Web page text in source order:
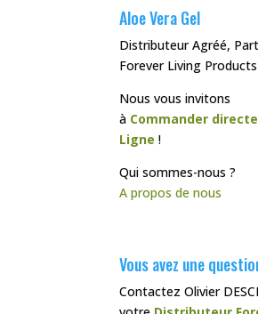
Aloe Vera Gel
Distributeur Agréé,
Forever Living
Nous vous invitons
à Commander
Ligne !
Qui sommes-nous ?
A propos de nous
Vous avez une
Contactez Olivier